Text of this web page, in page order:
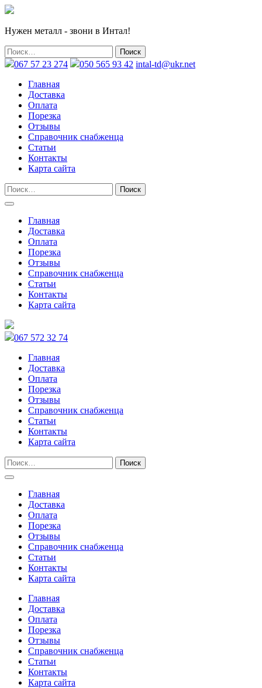
Нужен металл - звони в Интал!
067 57 23 274 050 565 93 42 intal-td@ukr.net
Главная
Доставка
Оплата
Порезка
Отзывы
Справочник снабженца
Статьи
Контакты
Карта сайта
Главная
Доставка
Оплата
Порезка
Отзывы
Справочник снабженца
Статьи
Контакты
Карта сайта
067 572 32 74
Главная
Доставка
Оплата
Порезка
Отзывы
Справочник снабженца
Статьи
Контакты
Карта сайта
Главная
Доставка
Оплата
Порезка
Отзывы
Справочник снабженца
Статьи
Контакты
Карта сайта
Главная
Доставка
Оплата
Порезка
Отзывы
Справочник снабженца
Статьи
Контакты
Карта сайта